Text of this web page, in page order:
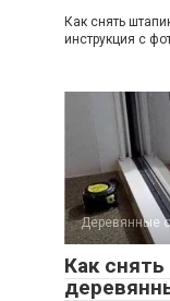
Как снять
инструкция с
Деревянные
Как